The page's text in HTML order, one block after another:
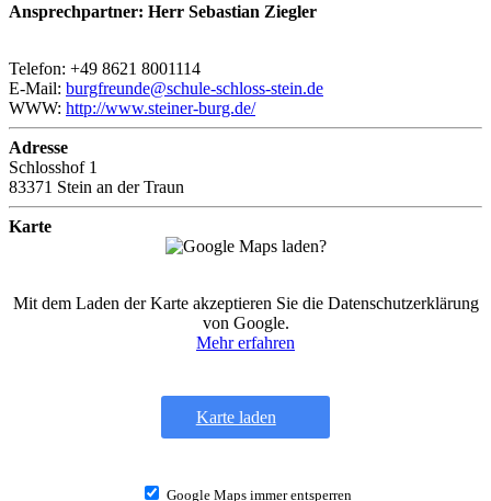
Ansprechpartner: Herr Sebastian Ziegler
Telefon: +49 8621 8001114
E-Mail: burgfreunde@schule-schloss-stein.de
WWW: http://www.steiner-burg.de/
Adresse
Schlosshof 1
83371 Stein an der Traun
Karte
Mit dem Laden der Karte akzeptieren Sie die Datenschutzerklärung
von Google.
Mehr erfahren
Karte laden
Google Maps immer entsperren